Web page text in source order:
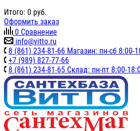
Итого: 0 руб.
Оформить заказ
0 Сравнение
info@vitto.ru
8 (861) 234-81-66 Магазин: пн-сб 8:00-
+7 (989) 827-77-66
8 (861) 234-81-65 Склад: пн-пт 8:00-